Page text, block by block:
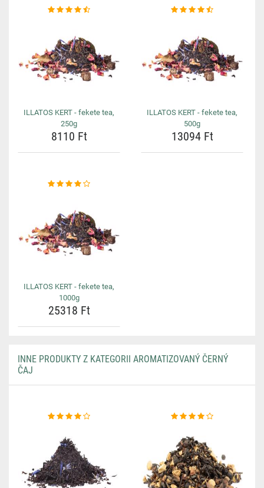
ILLATOS KERT - fekete tea,
250g
8110 Ft
ILLATOS KERT - fekete tea,
500g
13094 Ft
ILLATOS KERT - fekete tea,
1000g
25318 Ft
INNE PRODUKTY Z KATEGORII AROMATIZOVANÝ ČERNÝ
ČAJ